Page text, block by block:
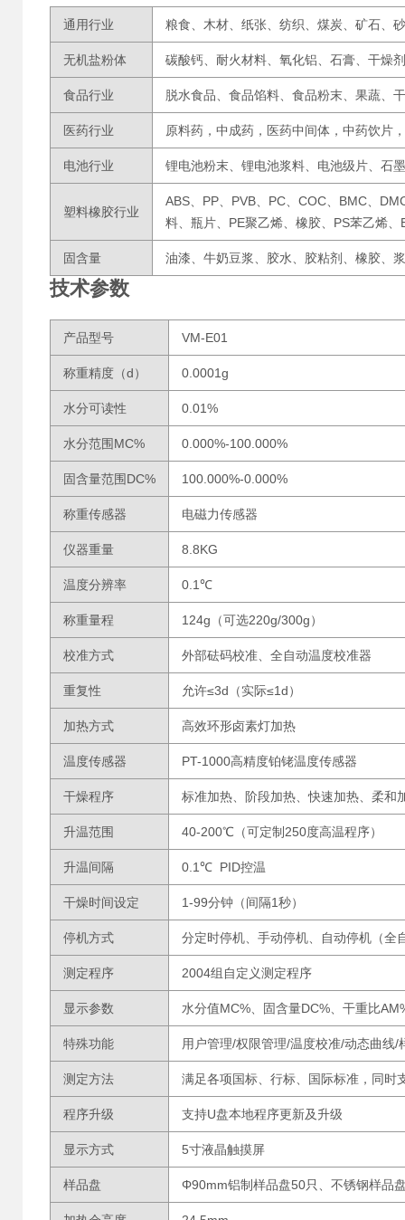
通用行业 粮食、木材、纸张、纺织、煤炭、矿石、
无机盐粉体 碳酸钙、耐火材料、氧化铝、石膏、干燥
食品行业 脱水食品、食品馅料、食品粉末、果蔬、
医药行业 原料药，中成药，医药中间体，中药饮片
电池行业 锂电池粉末、锂电池浆料、电池级片、石
塑料橡胶行业
ABS、PP、PVB、PC、COC、BMC、
料、瓶片、PE聚乙烯、橡胶、PS苯乙烯、
固含量 油漆、牛奶豆浆、胶水、胶粘剂、橡胶、
技术参数
产品型号 VM-E01
称重精度（d） 0.0001g
水分可读性 0.01%
水分范围MC% 0.000%-100.000%
固含量范围DC% 100.000%-0.000%
称重传感器 电磁力传感器
仪器重量 8.8KG
温度分辨率 0.1℃
称重量程 124g（可选220g/300g）
校准方式 外部砝码校准、全自动温度校准器
重复性 允许≤3d（实际≤1d）
加热方式 高效环形卤素灯加热
温度传感器 PT-1000高精度铂铑温度传感器
干燥程序 标准加热、阶段加热、快速加热、柔和
升温范围 40-200℃（可定制250度高温程序）
升温间隔 0.1℃ PID控温
干燥时间设定 1-99分钟（间隔1秒）
停机方式 分定时停机、手动停机、自动停机（全
测定程序 2004组自定义测定程序
显示参数 水分值MC%、固含量DC%、干重比
特殊功能 用户管理/权限管理/温度校准/动态曲线/
测定方法 满足各项国标、行标、国际标准，同时
程序升级 支持U盘本地程序更新及升级
显示方式 5寸液晶触摸屏
样品盘 Φ90mm铝制样品盘50只、不锈钢样品